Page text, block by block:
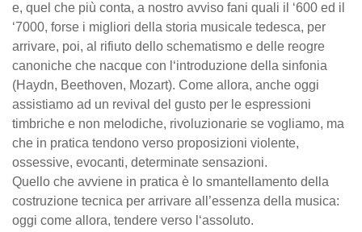
e, quel che più conta, a nostro avviso fani quali il ‘600 ed il
‘7000, forse i migliori della storia musicale tedesca, per
arrivare, poi, al rifiuto dello schematismo e delle reogre
canoniche che nacque con l‘introduzione della sinfonia
(Haydn, Beethoven, Mozart). Come allora, anche oggi
assistiamo ad un revival del gusto per le espressioni
timbriche e non melodiche, rivoluzionarie se vogliamo, ma
che in pratica tendono verso proposizioni violente,
ossessive, evocanti, determinate sensazioni.
Quello che avviene in pratica è lo smantellamento della
costruzione tecnica per arrivare all’essenza della musica:
oggi come allora, tendere verso l‘assoluto.